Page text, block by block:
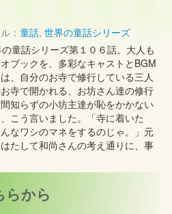
： 童話, 世界の童話シリーズ
童話シリーズ第１０６話。大人も
ブックを、多彩なキャストとBGM
、自分のお寺で修行している三人
寺で開かれる、お坊さん達の修行
知らずの小坊主達が恥をかかない
こう言いました。「寺に着いた
なワシのマネをするのじゃ。」元
たして和尚さんの考え通りに、事
らから